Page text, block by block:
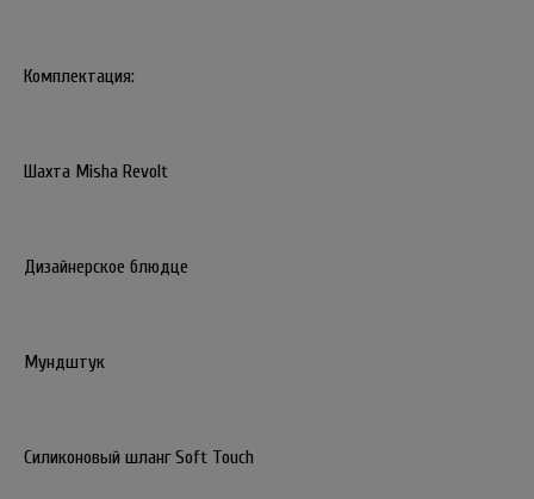
Комплектация:
Шахта Misha Revolt
Дизайнерское блюдце
Мундштук
Силиконовый шланг Soft Touch